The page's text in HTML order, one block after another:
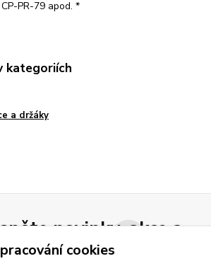
PR-79 apod. *
kategoriích
a držáky
novinky, akce a
slevy!cookies